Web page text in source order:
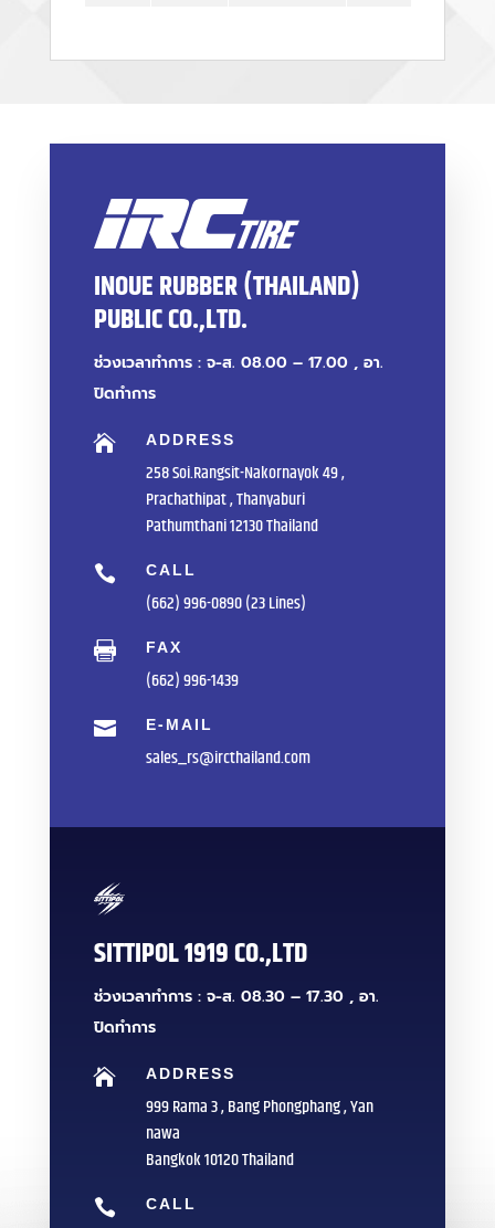
INOUE RUBBER (THAILAND)
PUBLIC CO.,LTD.
ช่วงเวลาทำการ : จ-ส. 08.00 – 17.00 , อา.
ปิดทำการ
 ADDRESS
258 Soi.Rangsit-Nakornayok 49 ,
Prachathipat , Thanyaburi
Pathumthani 12130 Thailand
 CALL
(662) 996-0890 (23 Lines)
 FAX
(662) 996-1439
 E-MAIL
sales_rs@ircthailand.com
SITTIPOL 1919 CO.,LTD
ช่วงเวลาทำการ : จ-ส. 08.30 – 17.30 , อา.
ปิดทำการ
 ADDRESS
999 Rama 3 , Bang Phongphang , Yan
nawa
Bangkok 10120 Thailand
 CALL